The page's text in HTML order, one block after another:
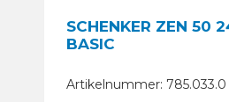
SCHENKER ZEN 50
BASIC
Artikelnummer: 785.033.0